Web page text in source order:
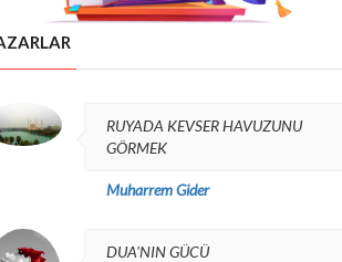
RUYADA KEVSER HAVUZUNU
GÖRMEK
Muharrem Gider
DUA'NIN GÜCÜ